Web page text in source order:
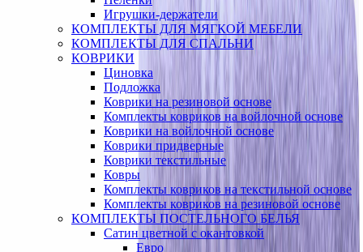
Игрушки-держатели
КОМПЛЕКТЫ ДЛЯ МЯГКОЙ МЕБЕЛИ
КОМПЛЕКТЫ ДЛЯ СПАЛЬНИ
КОВРИКИ
Циновка
Подложка
Коврики на резиновой основе
Комплекты ковриков на войлочной основе
Коврики на войлочной основе
Коврики придверные
Коврики текстильные
Ковры
Комплекты ковриков на текстильной основе
Комплекты ковриков на резиновой основе
КОМПЛЕКТЫ ПОСТЕЛЬНОГО БЕЛЬЯ
Сатин цветной с окантовкой
Евро